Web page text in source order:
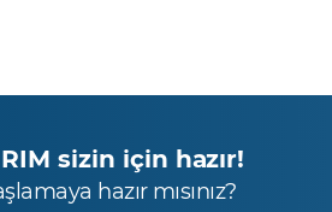
sizin için hazır!
hazır mısınız?